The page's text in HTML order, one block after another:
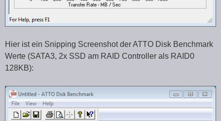
Hier ist ein Snipping Screenshot der ATTO Disk Benchmark
Werte (SATA3, 2x SSD am RAID Controller als RAID0
128KB):